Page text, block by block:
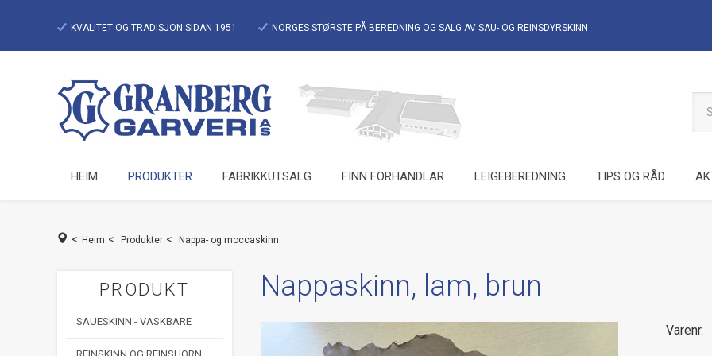
KVALITET OG TRADISJON SIDAN 1951 NORGES STØRSTE PÅ BEREDNING OG SALG AV SAU- OG REINSDYRSKINN
HEIM PRODUKTER FABRIKKUTSALG FINN FORHANDLAR LEIGEBEREDNING TIPS OG RÅD
< Heim < Produkter < Nappa- og moccaskinn
PRODUKT
SAUESKINN - VASKBARE
Nappaskinn, lam, brun
Varenr.